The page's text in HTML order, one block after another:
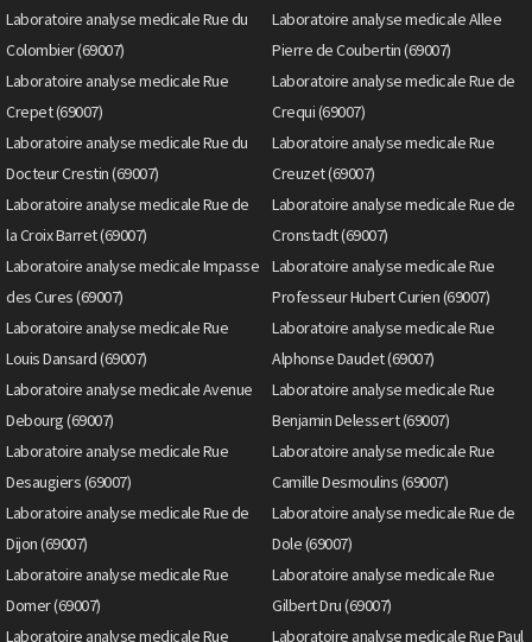
Laboratoire analyse medicale Rue du
Colombier (69007)
Laboratoire analyse medicale Allee
Pierre de Coubertin (69007)
Laboratoire analyse medicale Rue
Crepet (69007)
Laboratoire analyse medicale Rue de
Crequi (69007)
Laboratoire analyse medicale Rue du
Docteur Crestin (69007)
Laboratoire analyse medicale Rue
Creuzet (69007)
Laboratoire analyse medicale Rue de
la Croix Barret (69007)
Laboratoire analyse medicale Rue de
Cronstadt (69007)
Laboratoire analyse medicale Impasse
des Cures (69007)
Laboratoire analyse medicale Rue
Professeur Hubert Curien (69007)
Laboratoire analyse medicale Rue
Louis Dansard (69007)
Laboratoire analyse medicale Rue
Alphonse Daudet (69007)
Laboratoire analyse medicale Avenue
Debourg (69007)
Laboratoire analyse medicale Rue
Benjamin Delessert (69007)
Laboratoire analyse medicale Rue
Desaugiers (69007)
Laboratoire analyse medicale Rue
Camille Desmoulins (69007)
Laboratoire analyse medicale Rue de
Dijon (69007)
Laboratoire analyse medicale Rue de
Dole (69007)
Laboratoire analyse medicale Rue
Domer (69007)
Laboratoire analyse medicale Rue
Gilbert Dru (69007)
Laboratoire analyse medicale Rue
Laboratoire analyse medicale Rue Paul